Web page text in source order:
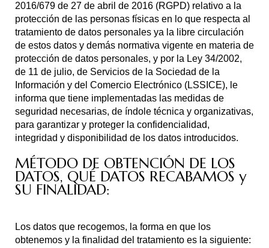
2016/679 de 27 de abril de 2016 (RGPD) relativo a la
protección de las personas físicas en lo que respecta al
tratamiento de datos personales ya la libre circulación
de estos datos y demás normativa vigente en materia de
protección de datos personales, y por la Ley 34/2002,
de 11 de julio, de Servicios de la Sociedad de la
Información y del Comercio Electrónico (LSSICE), le
informa que tiene implementadas las medidas de
seguridad necesarias, de índole técnica y organizativas,
para garantizar y proteger la confidencialidad,
integridad y disponibilidad de los datos introducidos.
MÉTODO DE OBTENCIÓN DE LOS
DATOS, QUÉ DATOS RECABAMOS y
SU FINALIDAD:
Los datos que recogemos, la forma en que los
obtenemos y la finalidad del tratamiento es la siguiente: